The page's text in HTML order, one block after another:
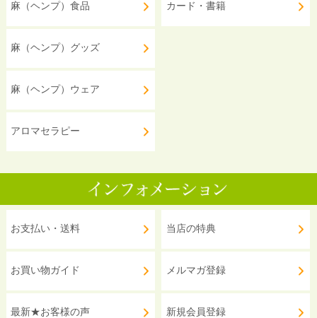
麻（ヘンプ）食品
麻（ヘンプ）グッズ
麻（ヘンプ）ウェア
アロマセラピー
カード・書籍
お支払い・送料
お買い物ガイド
最新★お客様の声
当店の特典
メルマガ登録
新規会員登録